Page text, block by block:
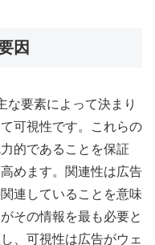
因
な要素によって決まり
可視性です。これらの
的であることを保証
めます。関連性は広告
連していることを意味
その情報を最も必要と
、可視性は広告がウェ